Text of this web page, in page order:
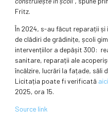
Fritz.
În 2024, s-au făcut reparații și
de clădiri de grădinițe, școli
intervențiilor a depășit 300:
sanitare, reparații ale
încălzire, lucrări la fațade, săli
Licitația poate fi verificată aici
2025, ora 15.
Source link